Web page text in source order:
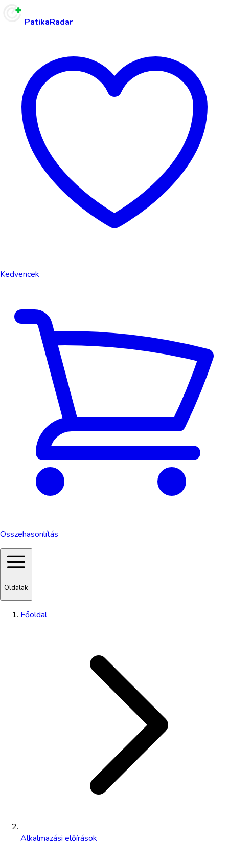
PatikaRadar
Kedvencek
Összehasonlítás
Oldalak
Főoldal
Alkalmazási előírások